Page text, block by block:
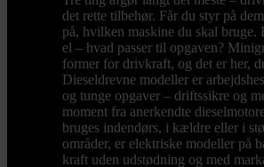
det rette tilbehør. Får du styr på
på, hvilken maskine du skal bruge.
el – hvad passer til opgaven?
former for drivkraft, og det er her,
Dieseldrevne modeller er
og tunge opgaver – driftssikre og
moment fra anerkendte
bruges indendørs, i kældre eller i
områder, er elektriske modeller på
kraft uden udstødning og med